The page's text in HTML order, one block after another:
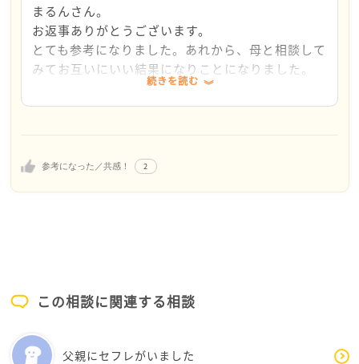
ますが、それ以上に、ゆずかさんに「あなたは素敵な
人ですよ。優しい心を持っている人ですよ。私にはあ
なたの文章からそう感じましたよ。」と伝えたいで
す。そして、「あなたは全然、悪くないですよ。」
しいと思います。
参考になった／共感！ 2
まるんさん。
お返事ありがとうございます。
とても参考になりました。あれから、母と相談して
みてお互いにいい結果になりことになりました。
続きを読む
この相談に関連する相談
父親にセフレがいました